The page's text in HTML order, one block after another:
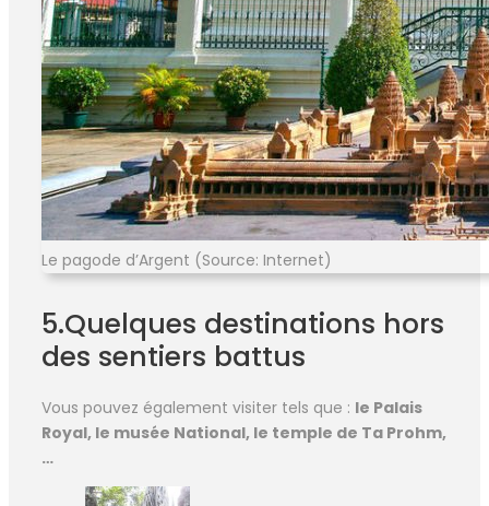
Le pagode d’Argent (Source: Internet)
5.Quelques destinations hors
des sentiers battus
Vous pouvez également visiter tels que : le Palais
Royal, le musée National, le temple de Ta Prohm,
…